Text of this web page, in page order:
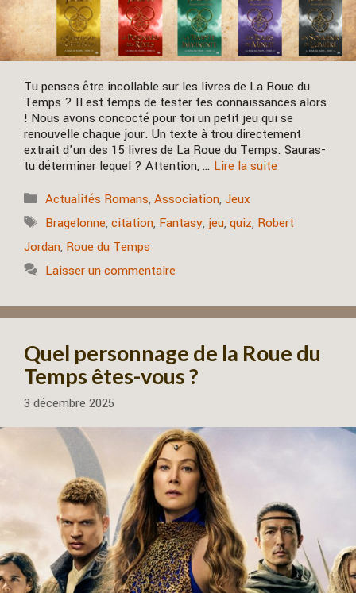
Tu penses être incollable sur les livres de La Roue du
Temps ? Il est temps de tester tes connaissances alors
! Nous avons concocté pour toi un petit jeu qui se
renouvelle chaque jour. Un texte à trou directement
extrait d’un des 15 livres de La Roue du Temps. Sauras-
tu déterminer lequel ? Attention, … Lire la suite
Catégories
Actualités Romans,Association,Jeux
Étiquettes
Bragelonne,citation, Fantasy, jeu,quiz, Robert
Jordan, Roue du Temps
Laisser un commentaire
Quel personnage de la Roue du
Temps êtes-vous ?
3 décembre 2025